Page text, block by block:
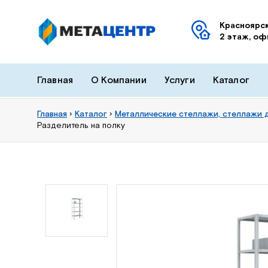
2 этаж,
Главная О Компании Услуги Каталог
Главная › Каталог › Металлические стеллажи, стеллажи
Разделитель на полку